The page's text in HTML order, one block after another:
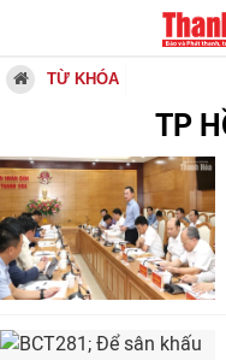
TỪ KHÓA
TP